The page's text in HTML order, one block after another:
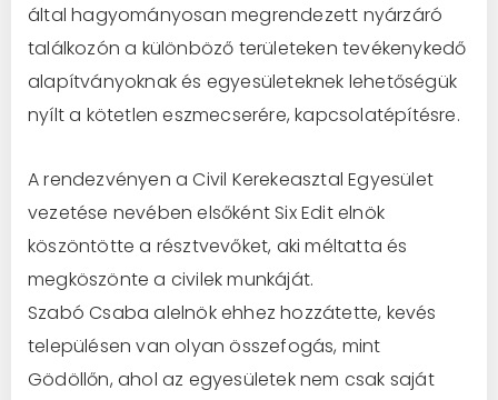
által hagyományosan megrendezett nyárzáró
találkozón a különböző területeken tevékenykedő
alapítványoknak és egyesületeknek lehetőségük
nyílt a kötetlen eszmecserére, kapcsolatépítésre.
A rendezvényen a Civil Kerekeasztal Egyesület
vezetése nevében elsőként Six Edit elnök
köszöntötte a résztvevőket, aki méltatta és
megköszönte a civilek munkáját.
Szabó Csaba alelnök ehhez hozzátette, kevés
településen van olyan összefogás, mint
Gödöllőn, ahol az egyesületek nem csak saját